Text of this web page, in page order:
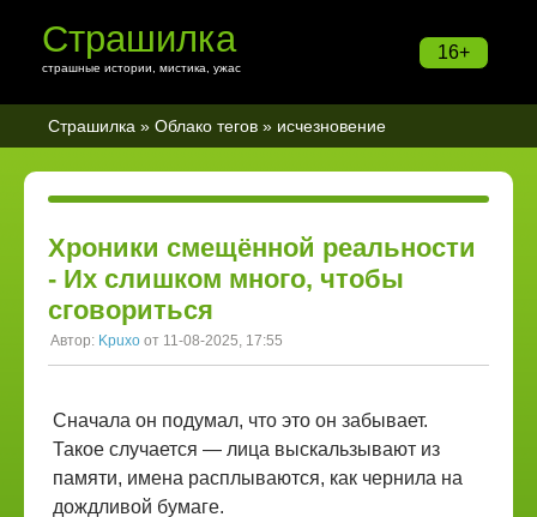
16+
Страшилка
страшные истории, мистика, ужас
Страшилка » Облако тегов » исчезновение
Хроники смещённой реальности
- Их слишком много, чтобы
сговориться
Автор: Kpuxo от 11-08-2025, 17:55
Сначала он подумал, что это он забывает.
Такое случается — лица выскальзывают из
памяти, имена расплываются, как чернила на
дождливой бумаге.